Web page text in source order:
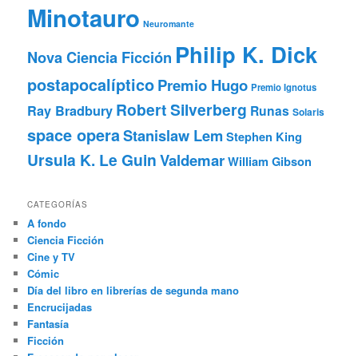
Minotauro Neuromante
Nova Ciencia Ficción Philip K. Dick
postapocalípticoPremio Hugo Premio Ignotus
Ray Bradbury Robert Silverberg Runas Solaris
space operaStanislaw Lem Stephen King
Ursula K. Le GuinValdemarWilliam Gibson
CATEGORÍAS
A fondo
Ciencia Ficción
Cine y TV
Cómic
Día del libro en librerías de segunda mano
Encrucijadas
Fantasía
Ficción